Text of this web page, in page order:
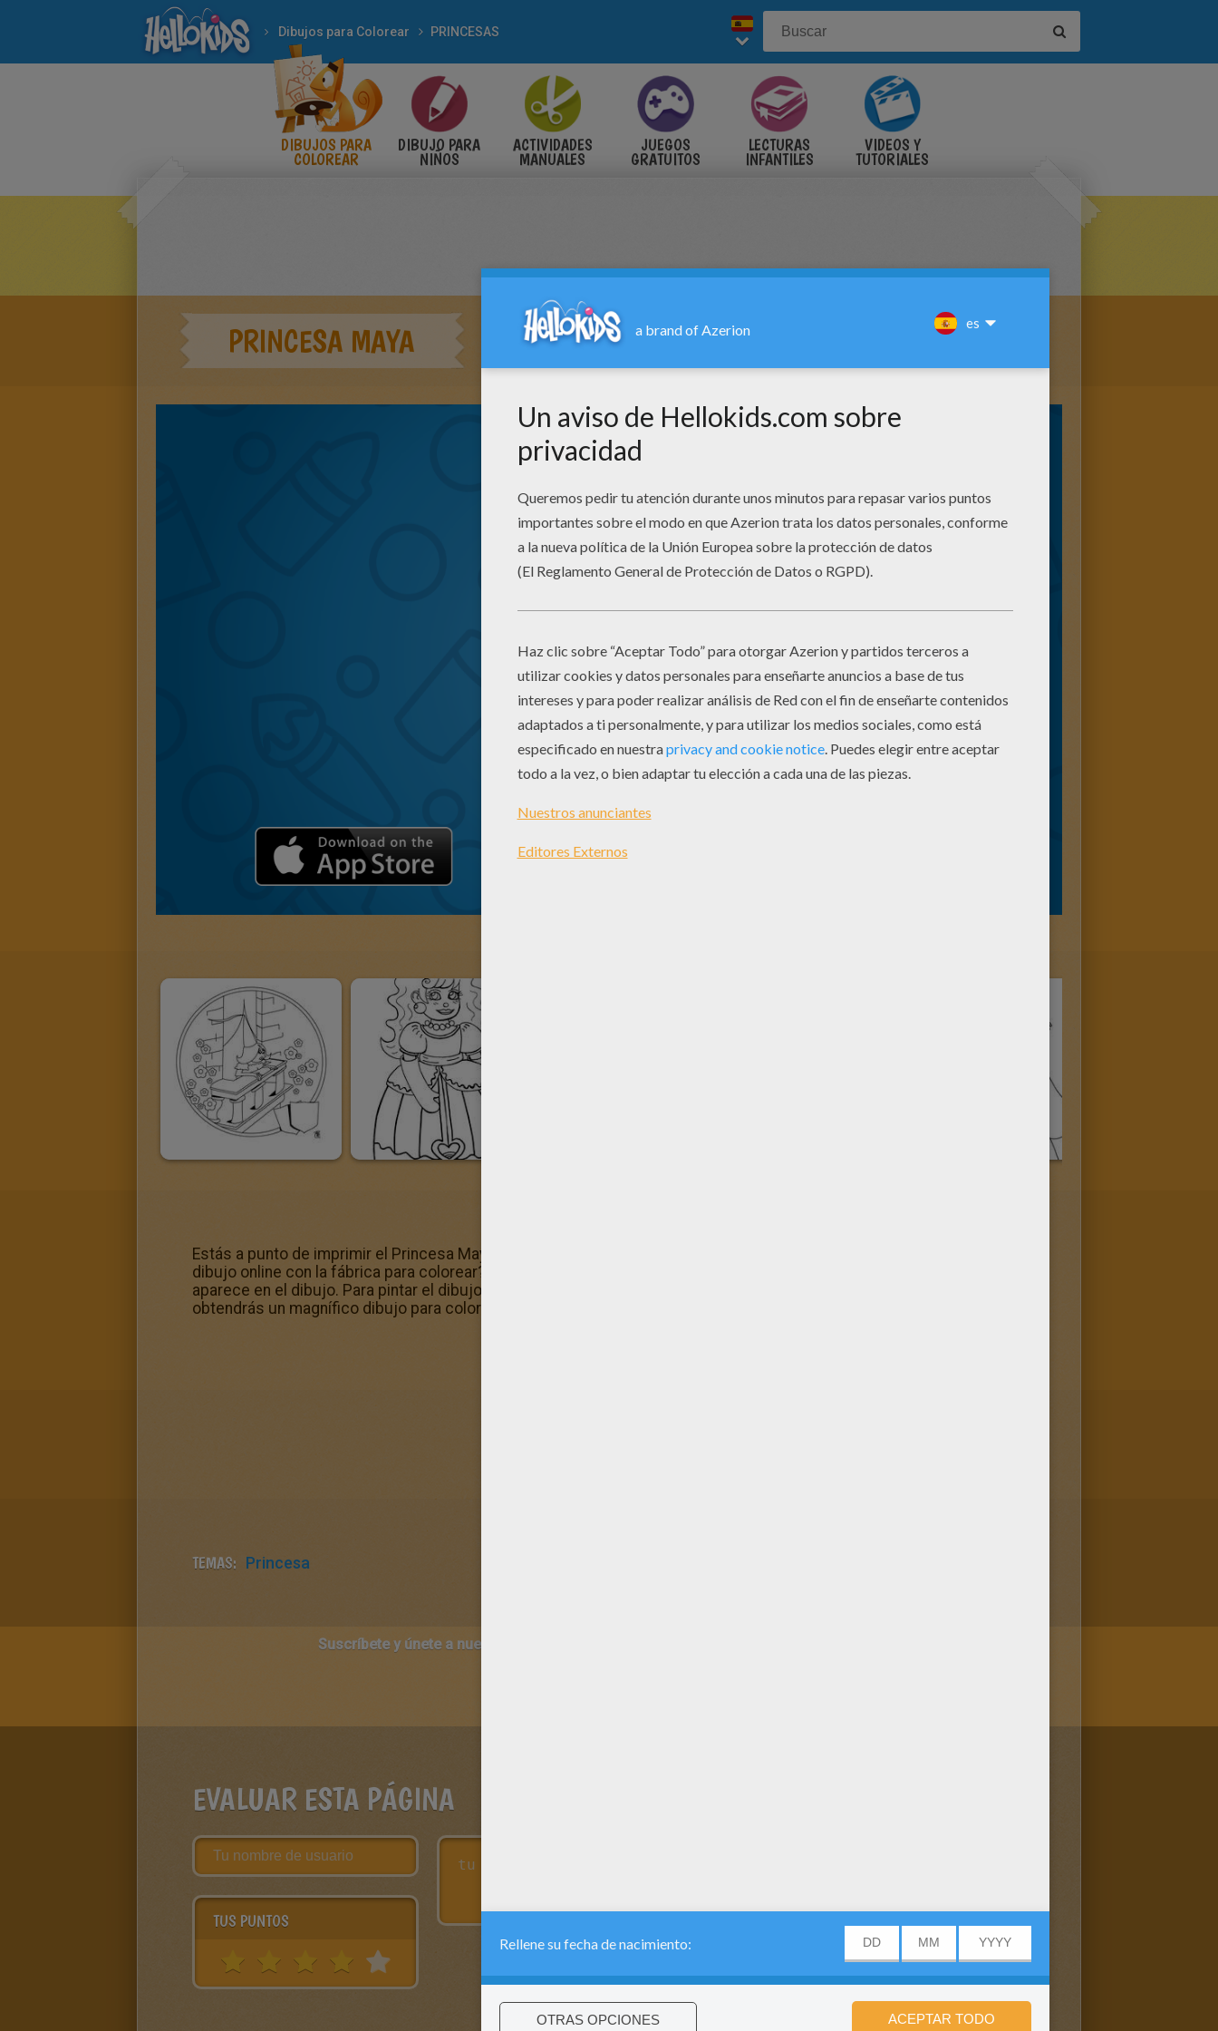
Dibujos para Colorear PRINCESAS
DIBUJOS PARA
COLOREAR
DIBUJO PARA
NIÑOS
ACTIVIDADES
MANUALES
JUEGOS
GRATUITOS
LECTURAS
INFANTILES
VIDEOS Y
TUTORIALES
PRINCESA MAYA
Estás a punto de imprimir el Princesa Maya en blanco y negro para pintarlo con lápices. ¿Sabes que puedes pintar tu
dibujo online con la fábrica para colorear? Para eso, sólo tienes que hacer clic en el botón colorear en línea que
aparece en el dibujo. Para pintar el dibujo de Princesa Maya, es muy fácil. Utiliza la fábrica para colorear en línea y
obtendrás un magnífico dibujo para colorear personalizados.
TEMAS: Princesa
Suscríbete y únete a nuestro canal de vídeos para niños en Youtube:
EVALUAR ESTA PÁGINA
TUS PUNTOS